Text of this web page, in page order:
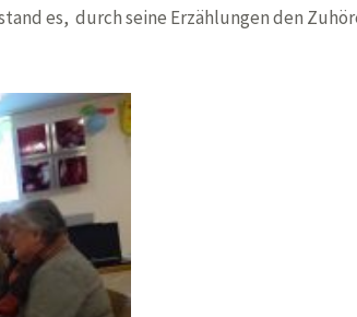
es, durch seine Erzählungen den